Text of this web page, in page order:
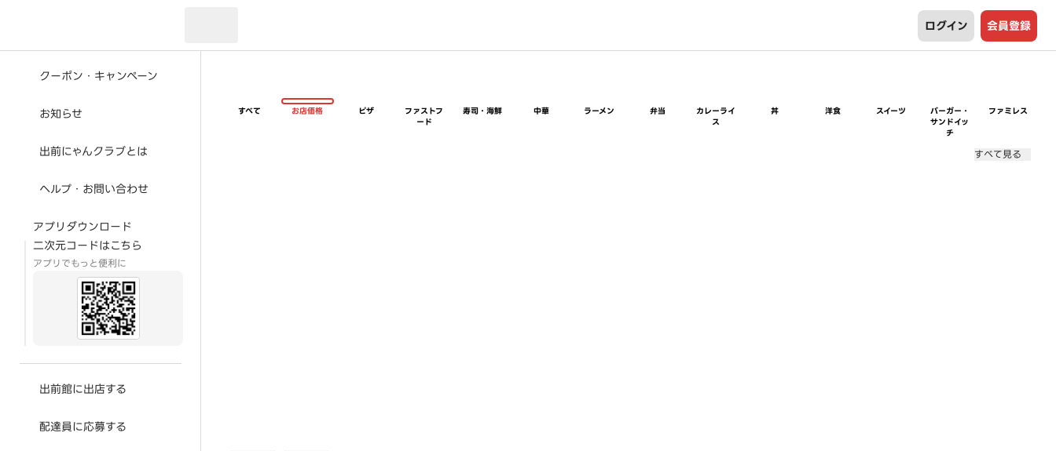
ログイン 会員登録
クーポン・キャンペーン
お知らせ
出前にゃんクラブとは
ヘルプ・お問い合わせ
アプリダウンロード
二次元コードはこちら
アプリでもっと便利に
出前館に出店する
配達員に応募する
すべて お店価格 ピザ
ファストフ
ード
寿司・海鮮 中華 ラーメン 弁当
カレーライ
ス
丼 洋食 スイーツ
バーガー・
サンドイッ
チ
ファミレス
すべて見る